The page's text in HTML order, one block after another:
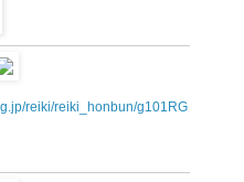
reiki/reiki_honbun/g101RG